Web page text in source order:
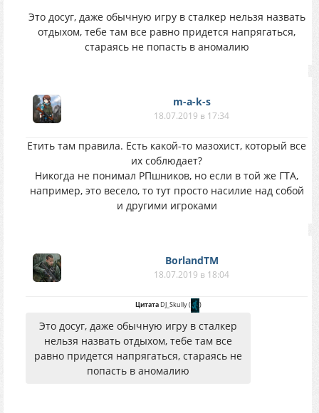
Это досуг, даже обычную игру в сталкер нельзя назвать
отдыхом, тебе там все равно придется напрягаться,
стараясь не попасть в аномалию
m-a-k-s
18.07.2019 в 17:34
Етить там правила. Есть какой-то мазохист, который все
их соблюдает?
Никогда не понимал РПшников, но если в той же ГТА,
например, это весело, то тут просто насилие над собой
и другими игроками
BorlandTM
18.07.2019 в 18:04
ЦитатаDJ_Skully( )
Это досуг, даже обычную игру в сталкер
нельзя назвать отдыхом, тебе там все
равно придется напрягаться, стараясь не
попасть в аномалию